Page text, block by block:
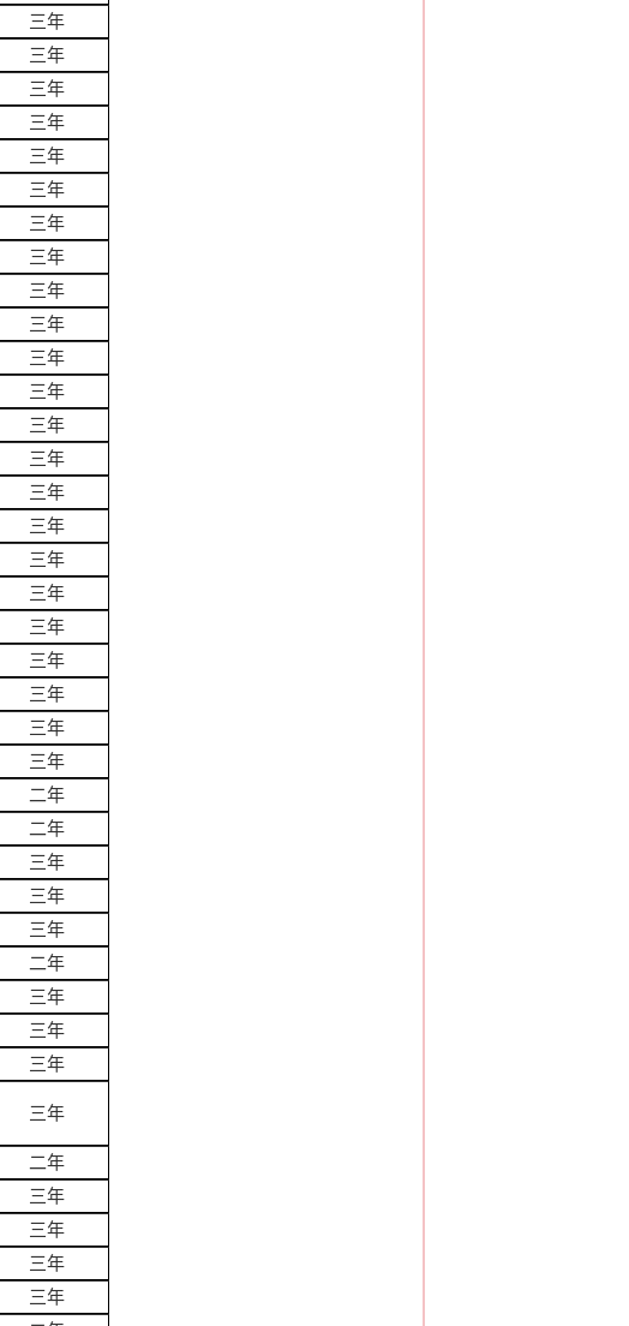
三年
三年
三年
三年
三年
三年
三年
三年
三年
三年
三年
三年
三年
三年
三年
三年
三年
三年
三年
三年
三年
三年
三年
二年
二年
三年
三年
三年
二年
三年
三年
三年
三年
二年
三年
三年
三年
三年